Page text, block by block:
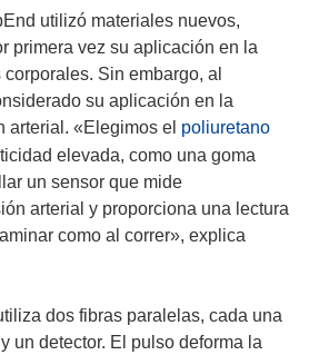
e
v
a
v
e
n
t
a
n
u
e
v
a
v
e
n
t
a
)
utilizó materiales nuevos,
primera vez su aplicación en la
Sin embargo, al
su aplicación en la
arterial. «Elegimos el poliuretano(
a
r
elevada, como una goma
un sensor que mide
arterial y proporciona una lectura
como al correr», explica
dos fibras paralelas, cada una
un detector. El pulso deforma la